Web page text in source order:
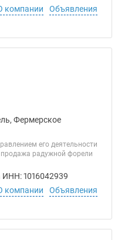
компании
Объявления
Фермерское
его деятельности
продажа радужной форели
ИНН: 1016042939
компании
Объявления